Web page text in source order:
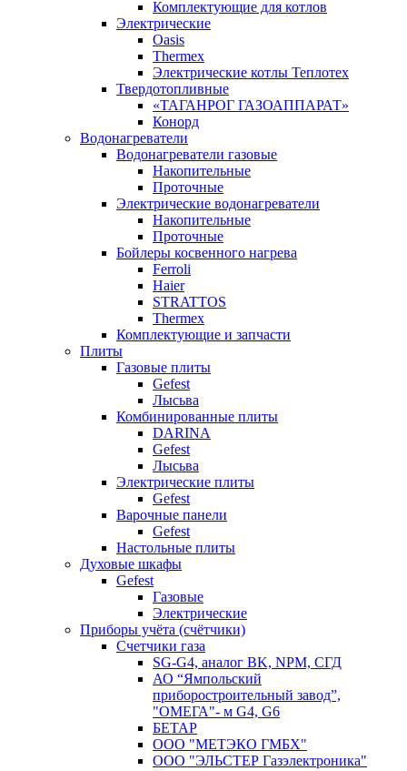
Комплектующие для котлов
Электрические
Oasis
Thermex
Электрические котлы Теплотех
Твердотопливные
«ТАГАНРОГ ГАЗОАППАРАТ»
Конорд
Водонагреватели
Водонагреватели газовые
Накопительные
Проточные
Электрические водонагреватели
Накопительные
Проточные
Бойлеры косвенного нагрева
Ferroli
Haier
STRATTOS
Thermex
Комплектующие и запчасти
Плиты
Газовые плиты
Gefest
Лысьва
Комбинированные плиты
DARINA
Gefest
Лысьва
Электрические плиты
Gefest
Варочные панели
Gefest
Настольные плиты
Духовые шкафы
Gefest
Газовые
Электрические
Приборы учёта (счётчики)
Счетчики газа
SG-G4, аналог BK, NPM, СГД
АО “Ямпольский
приборостроительный завод”,
"ОМЕГА"- м G4, G6
БЕТАР
ООО "МЕТЭКО ГМБХ"
ООО "ЭЛЬСТЕР Газэлектроника"